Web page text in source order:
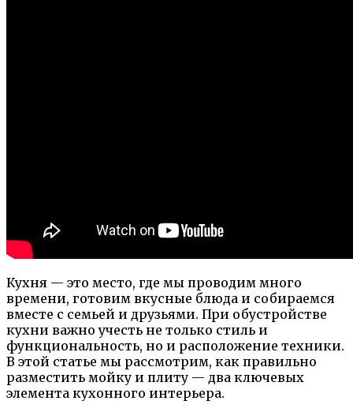
Кухня — это место, где мы проводим много
времени, готовим вкусные блюда и собираемся
вместе с семьей и друзьями. При обустройстве
кухни важно учесть не только стиль и
функциональность, но и расположение техники.
В этой статье мы рассмотрим, как правильно
разместить мойку и плиту — два ключевых
элемента кухонного интерьера.